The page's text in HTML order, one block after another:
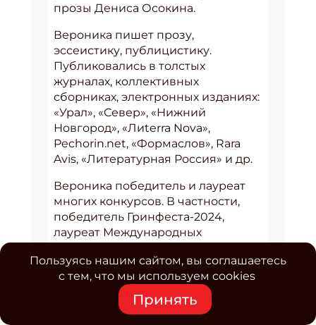
прозы Дениса Осокина.
Вероника пишет прозу,
эссеистику, публицистику.
Публиковались в толстых
журналах, коллективных
сборниках, электронных изданиях:
«Урал», «Север», «Нижний
Новгород», «Лиterra Nova»,
Pechorin.net, «Формаслов», Rara
Avis, «Литературная Россия» и др.
Вероника победитель и лауреат
многих конкурсов. В частности,
победитель Гринфеста-2024,
лауреат Международных
и 2024) и «Литкузница» (2023 и
2024), вошла в шорт-лист
«ЛевитовФеста-2024».
Пользуясь нашим сайтом, вы соглашаетесь
с тем, что мы используем cookies
Принять